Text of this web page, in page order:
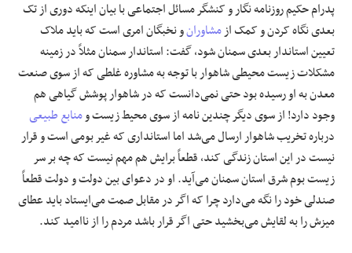
پدرام حکیم روزنامه نگار و کنشگر مسائل اجتماعی با بیان اینکه دوری از تک
بعدی نگاه کردن و کمک ازمشاورانو نخبگان امری است که باید ملاک
تعیین استاندار بعدی سمنان شود، گفت: استاندار سمنان مثلاً در زمینه
مشکلات زیست محیطی شاهوار با توجه به مشاوره غلطی که از سوی صنعت
معدن به او رسیده بود حتی نمی‌دانست که در شاهوار پوشش گیاهی هم
وجود دارد! از سوی دیگر چندین نامه از سوی محیط زیست ومنابع طبیعی
درباره تخریب شاهوار ارسال می‌شد اما استانداری که غیر بومی است و قرار
نیست در این استان زندگی کند، قطعاً برایش هم مهم نیست که چه بر سر
زیست بوم شرق استان سمنان می‌آید. او در دعوای بین دولت و دولت قطعاً
صندلی خود را نگه می‌دارد چرا که اگر در مقابلصمتمی‌ایستاد باید عطای
میزش را به لقایش می‌بخشید حتی اگر قرار باشد مردم را از ناامید کند.